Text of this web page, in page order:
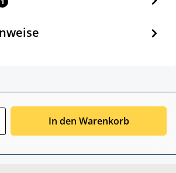
In den Warenkorb